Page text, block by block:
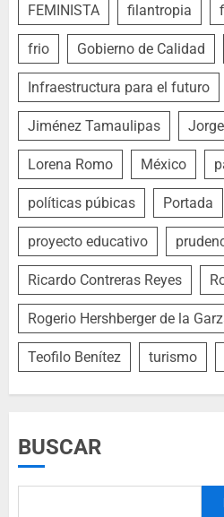
FEMINISTA filantropia
frio Gobierno de Calidad
Infraestructura para el futuro
Jiménez Tamaulipas
Lorena Romo México
políticas púbicas Portada
proyecto educativo
Ricardo Contreras Reyes
Rogerio Hershberger de la
Teofilo Benítez turismo
BUSCAR